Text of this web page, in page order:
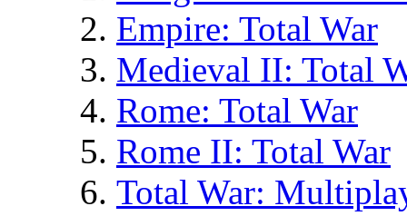
Empire: Total War
Medieval II: Total
Rome: Total War
Rome II: Total War
Total War: